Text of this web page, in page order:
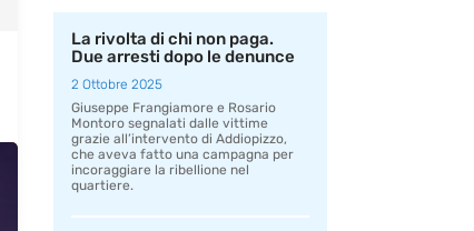
La rivolta di chi non paga.
Due arresti dopo le denunce
2 Ottobre 2025
Giuseppe Frangiamore e Rosario
Montoro segnalati dalle vittime
grazie all’intervento di Addiopizzo,
che aveva fatto una campagna per
incoraggiare la ribellione nel
quartiere.